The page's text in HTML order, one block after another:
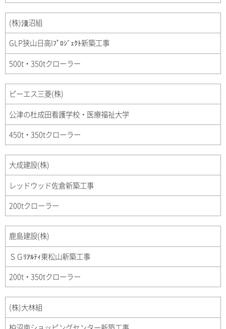
(株)淺沼組
GLP狭山日高Iﾌﾟﾛｼﾞｪｸﾄ新築工事
500t・350tクローラー
ピーエス三菱(株)
公津の杜成田看護学校・医療福祉大学
450t・350tクローラー
大成建設(株)
レッドウッド佐倉新築工事
200tクローラー
鹿島建設(株)
ＳＧﾘｱﾙﾃｨ東松山新築工事
200t・350tクローラー
(株)大林組